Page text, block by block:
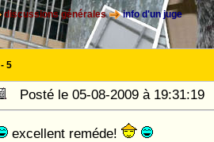
discussions générales info d'un juge
- 5
Posté le 05-08-2009 à
excellent reméde!